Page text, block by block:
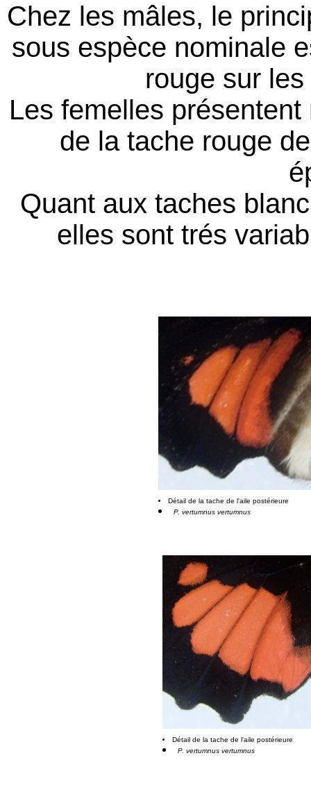
Chez les mâles, le
sous espèce nominale
rouge sur
Les femelles
de la tache rouge
Quant aux taches
elles sont trés
Détail de la tache de l'aile postérieure
P. vertumnus vertumnus
Détail de la tache de l'aile postérieure
P. vertumnus vertumnus